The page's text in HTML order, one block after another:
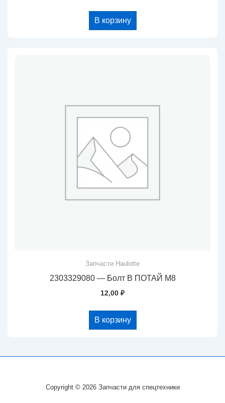
В корзину
Запчасти Haulotte
2303329080 — Болт В ПОТАЙ М8
12,00 ₽
В корзину
Copyright © 2026 Запчасти для спецтехники